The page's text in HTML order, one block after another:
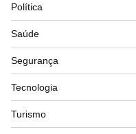
Política
Saúde
Segurança
Tecnologia
Turismo